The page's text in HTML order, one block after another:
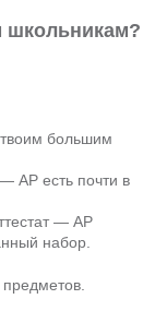
школьникам?
большим
AP есть почти в
— AP
набор.